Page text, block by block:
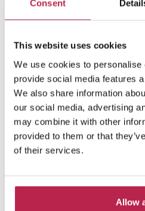
Consent
This website uses cookies
We use cookies to personalise
provide social media features
We also share information
our social media, advertising
may combine it with other
provided to them or that
of their services.
Allow
Can Vicky
Cala Llenya
10
5
5
Inclusief services
€ 7.730,00 / € 15.600,00